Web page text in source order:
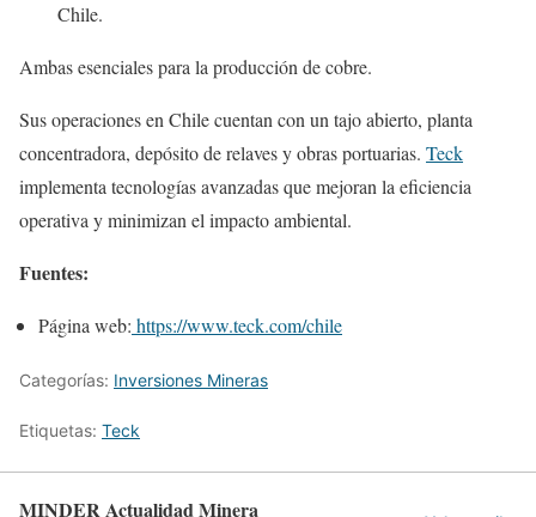
Chile.
Ambas esenciales para la producción de cobre.
Sus operaciones en Chile cuentan con un tajo abierto, planta
concentradora, depósito de relaves y obras portuarias. Teck
implementa tecnologías avanzadas que mejoran la eficiencia
operativa y minimizan el impacto ambiental.
Fuentes:
Página web: https://www.teck.com/chile
Categorías: Inversiones Mineras
Etiquetas: Teck
MINDER Actualidad Minera